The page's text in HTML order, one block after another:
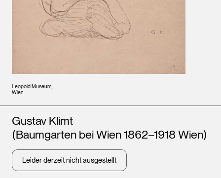
Leopold Museum,
Wien
Künstler*innen
Gustav Klimt
(Baumgarten bei Wien 1862–1918 Wien)
Leider derzeit nicht ausgestellt